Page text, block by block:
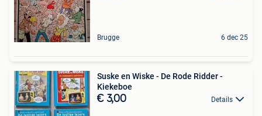
Brugge 6 dec 25
Suske en Wiske - De Rode Ridder -
Kiekeboe
€ 3,00 Details